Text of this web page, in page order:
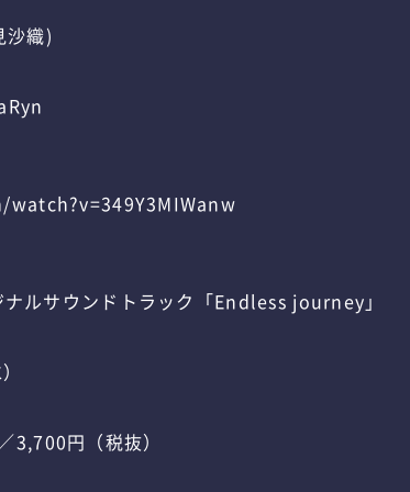
沙織)
ルサウンドトラック「Endless journey」
3,700円（税抜）